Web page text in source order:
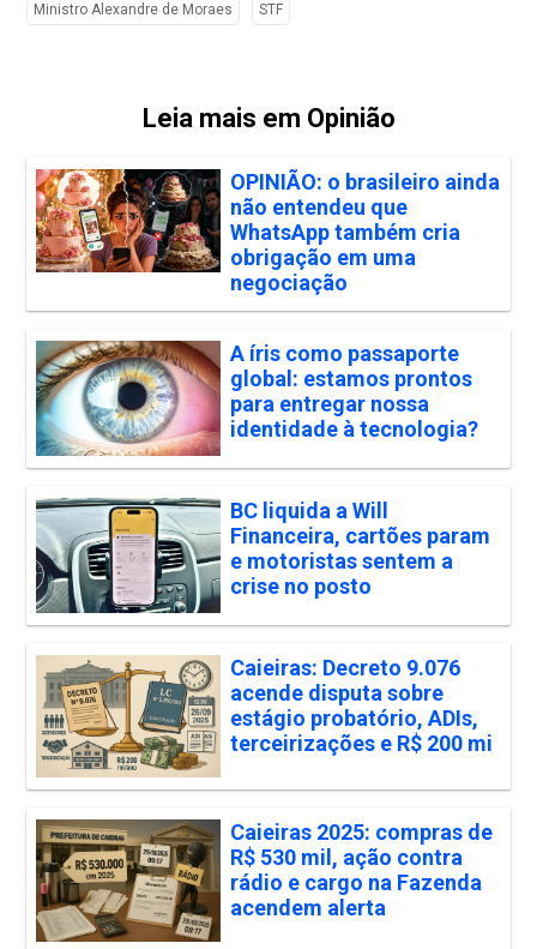
Ministro Alexandre de Moraes STF
Leia mais em Opinião
OPINIÃO: o brasileiro ainda
não entendeu que
WhatsApp também cria
obrigação em uma
negociação
A íris como passaporte
global: estamos prontos
para entregar nossa
identidade à tecnologia?
BC liquida a Will
Financeira, cartões param
e motoristas sentem a
crise no posto
Caieiras: Decreto 9.076
acende disputa sobre
estágio probatório, ADIs,
terceirizações e R$ 200 mi
Caieiras 2025: compras de
R$ 530 mil, ação contra
rádio e cargo na Fazenda
acendem alerta